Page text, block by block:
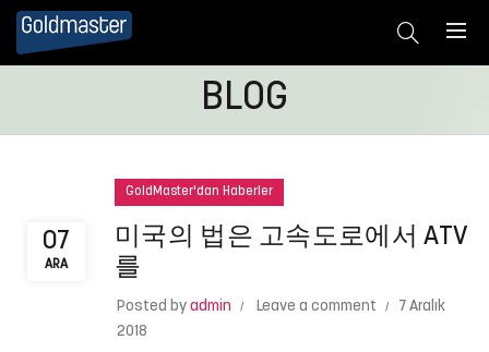
BLOG
07
ARA
GoldMaster'dan Haberler
미국의 법은 고속도로에서 ATV
를
Posted by admin Leave a comment
7 Aralık
2018